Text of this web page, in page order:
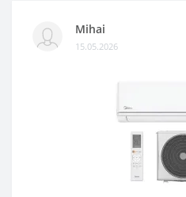
Mihai
15.05.2026